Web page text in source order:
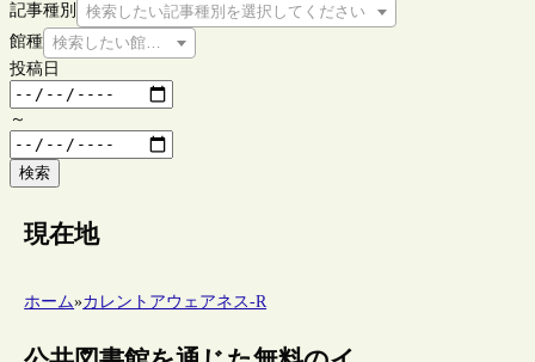
記事種別
検索したい記事種別を選択してください
館種 検索したい館種を選択してください
投稿日
～
検索
現在地
ホーム»カレントアウェアネス-R